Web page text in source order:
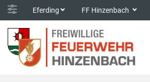
Eferding FF Hinzenbach